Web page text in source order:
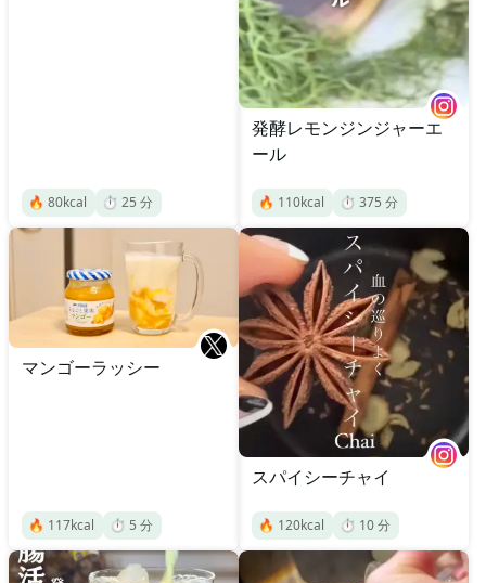
🔥 80kcal ⏱️ 25 分
発酵レモンジンジャーエ
ール
🔥 110kcal ⏱️ 375 分
マンゴーラッシー
🔥 117kcal ⏱️ 5 分
スパイシーチャイ
🔥 120kcal ⏱️ 10分